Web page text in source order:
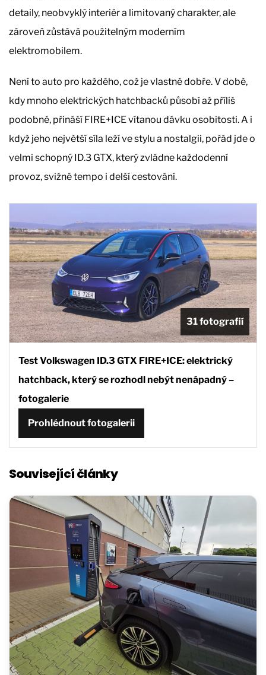
detaily, neobvyklý interiér a limitovaný charakter, ale
zároveň zůstává použitelným moderním
elektromobilem.
Není to auto pro každého, což je vlastně dobře. V době,
kdy mnoho elektrických hatchbacků působí až příliš
podobně, přináší FIRE+ICE vítanou dávku osobitosti. A i
když jeho největší síla leží ve stylu a nostalgii, pořád jde o
velmi schopný ID.3 GTX, který zvládne každodenní
provoz, svižné tempo i delší cestování.
31 fotografií
Test Volkswagen ID.3 GTX FIRE+ICE: elektrický
hatchback, který se rozhodl nebýt nenápadný –
fotogalerie
Prohlédnout fotogalerii
Související články